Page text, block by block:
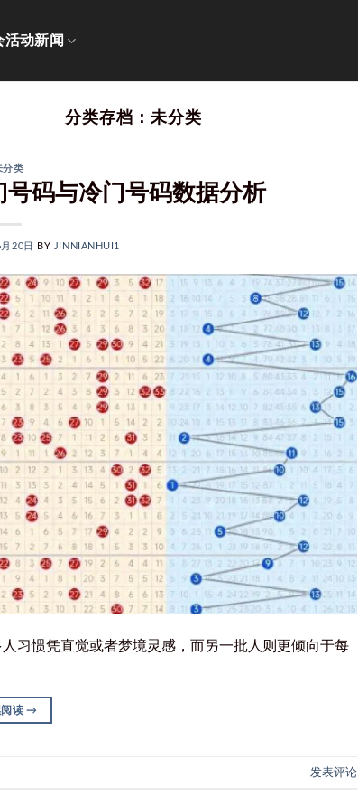
活动新闻
分类存档： 未分类
分类
码与冷门号码数据分析
20日 BY JINNIANHUI1
习惯凭直觉或者梦境灵感，而另一批人则更倾向于每
阅读→
发表评论